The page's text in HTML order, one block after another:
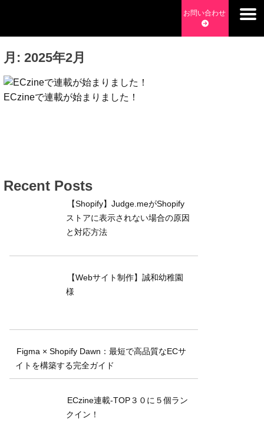
content
ムページ制作・Web開発・アプリ開発・コーチング チョッピ
ーデイズ ChoppyDays
お問い合わせ
月: 2025年2月
ECzineで連載が始まりました！
Recent Posts
【Shopify】Judge.meがShopify
ストアに表示されない場合の原因
と対応方法
【Webサイト制作】誠和幼稚園
様
Figma × Shopify Dawn：最短で高品質なECサ
イトを構築する完全ガイド
ECzine連載-TOP３０に５個ラン
クイン！